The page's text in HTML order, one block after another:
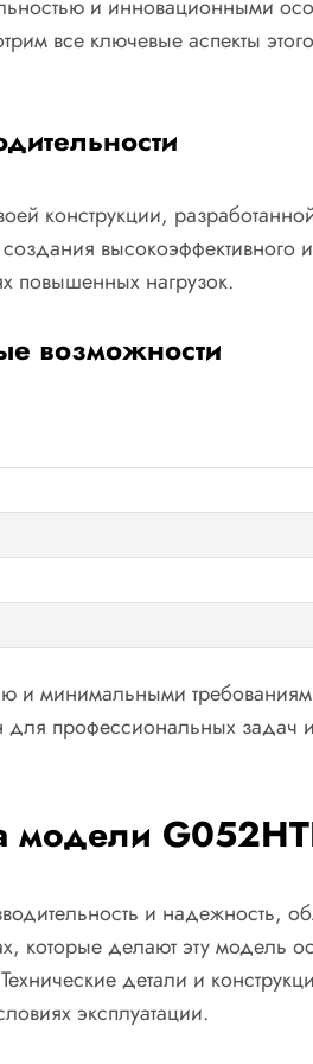
и инновационными
все ключевые аспекты
конструкции,
высокоэффективного
повышенных нагрузок.
возможности
и минимальными
для профессиональных
модели
и надежность,
которые делают эту модель
детали и
эксплуатации.